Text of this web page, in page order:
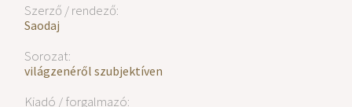
Szerző / rendező:
Saodaj
Sorozat:
világzenéről szubjektíven
Kiadó / forgalmazó: